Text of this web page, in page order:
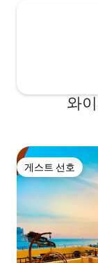
와
게스트 선호
게스트 선호